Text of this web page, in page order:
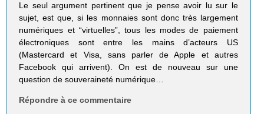
Le seul argument pertinent que je pense avoir lu sur le
sujet, est que, si les monnaies sont donc très largement
numériques et “virtuelles”, tous les modes de paiement
électroniques sont entre les mains d’acteurs US
(Mastercard et Visa, sans parler de Apple et autres
Facebook qui arrivent). On est de nouveau sur une
question de souveraineté numérique…
Répondre à ce commentaire